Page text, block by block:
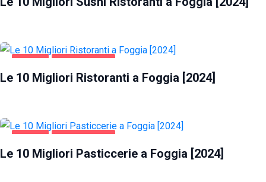
FOGGIA GASTRONOMIA
Le 10 Migliori Ristoranti a Foggia [2024]
FOGGIA GASTRONOMIA
Le 10 Migliori Pasticcerie a Foggia [2024]